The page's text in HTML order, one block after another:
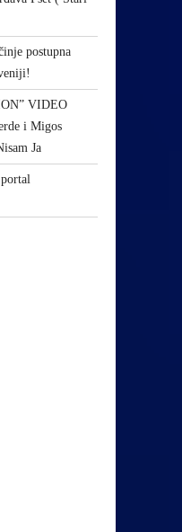
postupna
VIDEO
i Migos
Ja